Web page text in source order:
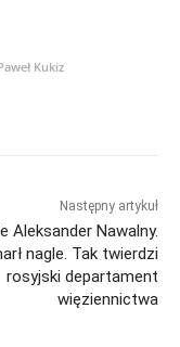
Kukiz
Następny artykuł
Aleksander Nawalny.
nagle. Tak twierdzi
rosyjski departament
więziennictwa